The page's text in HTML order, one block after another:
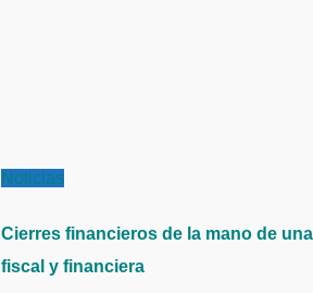
Noticias
Cierres financieros de la mano de
fiscal y financiera